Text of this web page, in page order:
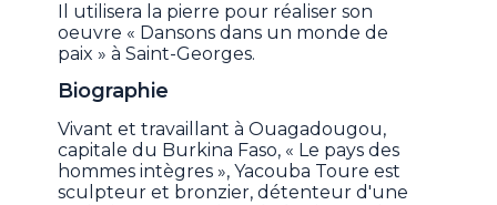
Il utilisera la pierre pour réaliser son
oeuvre « Dansons dans un monde de
paix » à Saint-Georges.
Biographie
Vivant et travaillant à Ouagadougou,
capitale du Burkina Faso, « Le pays des
hommes intègres », Yacouba Toure est
sculpteur et bronzier, détenteur d'une